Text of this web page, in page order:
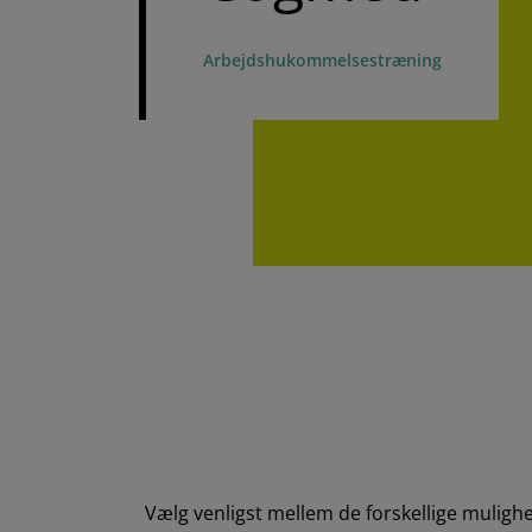
Arbejdshukommelsestræning
Vælg venligst mellem de forskellige